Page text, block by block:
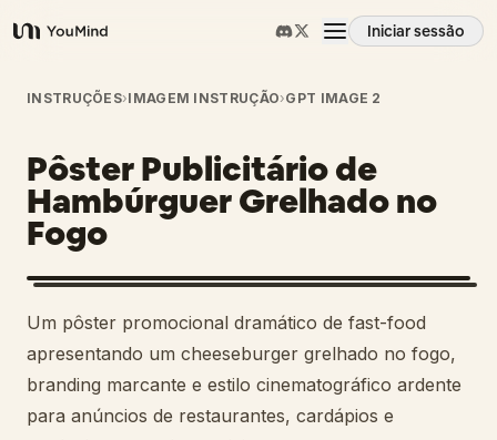
YouMind
Iniciar sessão
Visão geral
Casos de uso
Habilidades
Prompts
Preços
INSTRUÇÕES›IMAGEM INSTRUÇÃO›GPT IMAGE 2
Pôster Publicitário de
Hambúrguer Grelhado no
Fogo
Um pôster promocional dramático de fast-food
apresentando um cheeseburger grelhado no fogo,
branding marcante e estilo cinematográfico ardente
para anúncios de restaurantes, cardápios e